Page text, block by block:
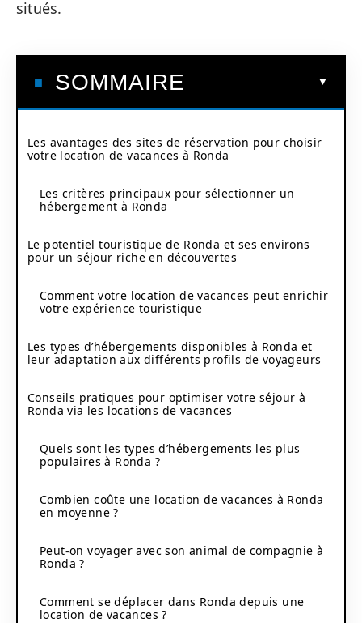
situés.
SOMMAIRE
Les avantages des sites de réservation pour choisir
votre location de vacances à Ronda
Les critères principaux pour sélectionner un
hébergement à Ronda
Le potentiel touristique de Ronda et ses environs
pour un séjour riche en découvertes
Comment votre location de vacances peut enrichir
votre expérience touristique
Les types d’hébergements disponibles à Ronda et
leur adaptation aux différents profils de voyageurs
Conseils pratiques pour optimiser votre séjour à
Ronda via les locations de vacances
Quels sont les types d’hébergements les plus
populaires à Ronda ?
Combien coûte une location de vacances à Ronda
en moyenne ?
Peut-on voyager avec son animal de compagnie à
Ronda ?
Comment se déplacer dans Ronda depuis une
location de vacances ?